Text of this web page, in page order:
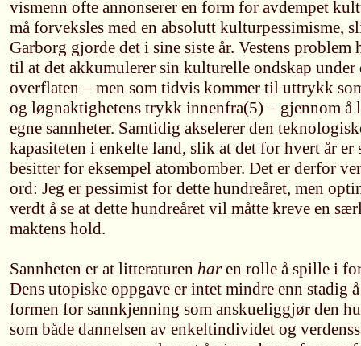
vismenn ofte annonserer en form for avdempet
må forveksles med en absolutt kulturpessimisme,
Garborg gjorde det i sine siste år. Vestens problem
til at det akkumulerer sin kulturelle ondskap under
overflaten – men som tidvis kommer til uttrykk
og løgnaktighetens trykk innenfra(5) – gjennom å
egne sannheter. Samtidig akselerer den
kapasiteten i enkelte land, slik at det for hvert år er
besitter for eksempel atombomber. Det er derfor
ord: Jeg er pessimist for dette hundreåret, men
verdt å se at dette hundreåret vil måtte kreve en
maktens hold.
Sannheten er at litteraturen haren rolle å spille i
Dens utopiske oppgave er intet mindre enn stadig
formen for sannkjenning som anskueliggjør den
som både dannelsen av enkeltindividet og